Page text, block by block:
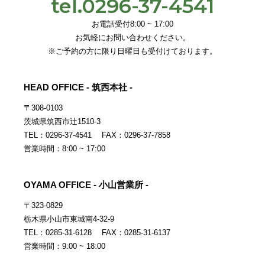
tel.0296-37-4541
お電話受付8:00 ~ 17:00
お気軽にお問い合わせください。
※ご予約の方に限り日曜日も受付けております。
HEAD OFFICE - 筑西本社 -
〒308-0103
茨城県筑西市辻1510-3
TEL：0296-37-4541 FAX：0296-37-7858
営業時間：8:00 ~ 17:00
OYAMA OFFICE - 小山営業所 -
〒323-0829
栃木県小山市東城南4-32-9
TEL：0285-31-6128 FAX：0285-31-6137
営業時間：9:00 ~ 18:00